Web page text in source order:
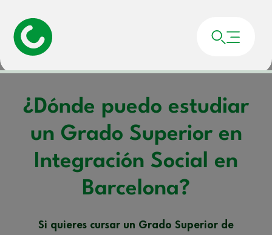
Portada»
¿Dónde puedo estudiar
un Grado Superior en
Integración Social en
Barcelona?
Si quieres cursar un Grado Superior de